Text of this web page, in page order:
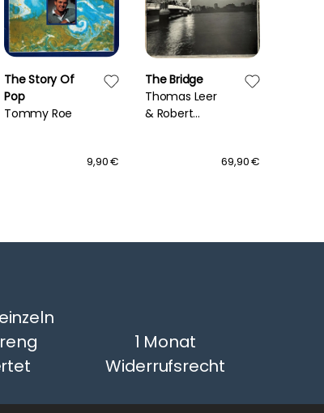
The Story Of
Pop
Tommy Roe
9,90 €
The Bridge
Thomas Leer
& Robert
69,90 €
1 Monat
Widerrufsrecht